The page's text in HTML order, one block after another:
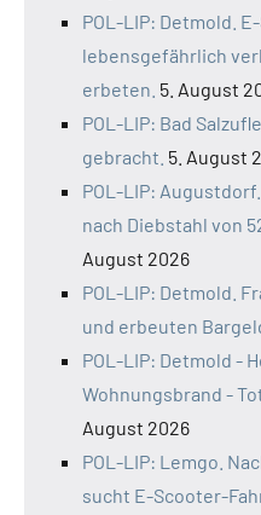
POL-LIP: Detmold.
lebensgefährlich
erbeten. 5. August
POL-LIP: Bad
gebracht. 5. August
POL-LIP:
nach Diebstahl von
August 2026
POL-LIP: Detmold.
und erbeuten
POL-LIP: Detmold -
Wohnungsbrand -
August 2026
POL-LIP: Lemgo.
sucht E-Scooter-